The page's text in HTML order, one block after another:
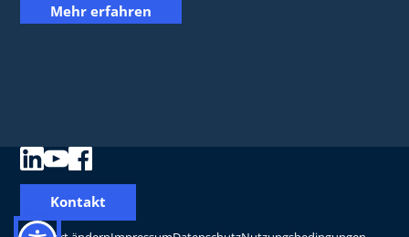
Mehr erfahren
Kontakt